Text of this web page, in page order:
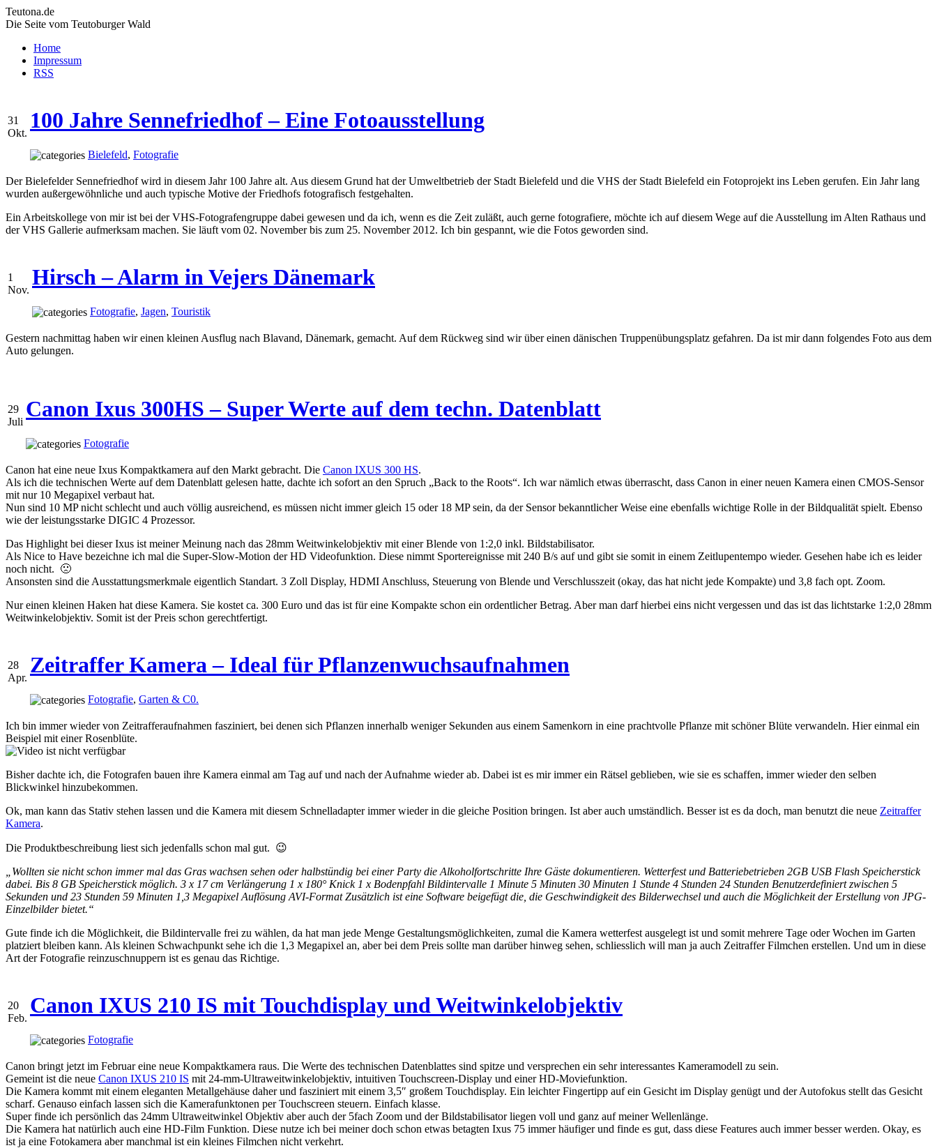
Teutona.de
Die Seite vom Teutoburger Wald
Home
Impressum
RSS
31
Okt.
100 Jahre Sennefriedhof – Eine Fotoausstellung
Bielefeld, Fotografie
Der Bielefelder Sennefriedhof wird in diesem Jahr 100 Jahre alt. Aus diesem Grund hat der Umweltbetrieb der Stadt Bielefeld und die VHS der Stadt Bielefeld ein Fotoprojekt ins Leben gerufen. Ein Jahr lang
wurden außergewöhnliche und auch typische Motive der Friedhofs fotografisch festgehalten.
Ein Arbeitskollege von mir ist bei der VHS-Fotografengruppe dabei gewesen und da ich, wenn es die Zeit zuläßt, auch gerne fotografiere, möchte ich auf diesem Wege auf die Ausstellung im Alten Rathaus und
der VHS Gallerie aufmerksam machen. Sie läuft vom 02. November bis zum 25. November 2012. Ich bin gespannt, wie die Fotos geworden sind.
1
Nov.
Hirsch – Alarm in Vejers Dänemark
Fotografie, Jagen, Touristik
Gestern nachmittag haben wir einen kleinen Ausflug nach Blavand, Dänemark, gemacht. Auf dem Rückweg sind wir über einen dänischen Truppenübungsplatz gefahren. Da ist mir dann folgendes Foto aus dem
Auto gelungen.
29
Juli
Canon Ixus 300HS – Super Werte auf dem techn. Datenblatt
Fotografie
Canon hat eine neue Ixus Kompaktkamera auf den Markt gebracht. Die Canon IXUS 300 HS.
Als ich die technischen Werte auf dem Datenblatt gelesen hatte, dachte ich sofort an den Spruch „Back to the Roots“. Ich war nämlich etwas überrascht, dass Canon in einer neuen Kamera einen CMOS-Sensor
mit nur 10 Megapixel verbaut hat.
Nun sind 10 MP nicht schlecht und auch völlig ausreichend, es müssen nicht immer gleich 15 oder 18 MP sein, da der Sensor bekanntlicher Weise eine ebenfalls wichtige Rolle in der Bildqualität spielt. Ebenso
wie der leistungsstarke DIGIC 4 Prozessor.
Das Highlight bei dieser Ixus ist meiner Meinung nach das 28mm Weitwinkelobjektiv mit einer Blende von 1:2,0 inkl. Bildstabilisator.
Als Nice to Have bezeichne ich mal die Super-Slow-Motion der HD Videofunktion. Diese nimmt Sportereignisse mit 240 B/s auf und gibt sie somit in einem Zeitlupentempo wieder. Gesehen habe ich es leider
noch nicht. 🙁
Ansonsten sind die Ausstattungsmerkmale eigentlich Standart. 3 Zoll Display, HDMI Anschluss, Steuerung von Blende und Verschlusszeit (okay, das hat nicht jede Kompakte) und 3,8 fach opt. Zoom.
Nur einen kleinen Haken hat diese Kamera. Sie kostet ca. 300 Euro und das ist für eine Kompakte schon ein ordentlicher Betrag. Aber man darf hierbei eins nicht vergessen und das ist das lichtstarke 1:2,0 28mm
Weitwinkelobjektiv. Somit ist der Preis schon gerechtfertigt.
28
Apr.
Zeitraffer Kamera – Ideal für Pflanzenwuchsaufnahmen
Fotografie, Garten & C0.
Ich bin immer wieder von Zeitrafferaufnahmen fasziniert, bei denen sich Pflanzen innerhalb weniger Sekunden aus einem Samenkorn in eine prachtvolle Pflanze mit schöner Blüte verwandeln. Hier einmal ein
Beispiel mit einer Rosenblüte.
Bisher dachte ich, die Fotografen bauen ihre Kamera einmal am Tag auf und nach der Aufnahme wieder ab. Dabei ist es mir immer ein Rätsel geblieben, wie sie es schaffen, immer wieder den selben
Blickwinkel hinzubekommen.
Ok, man kann das Stativ stehen lassen und die Kamera mit diesem Schnelladapter immer wieder in die gleiche Position bringen. Ist aber auch umständlich. Besser ist es da doch, man benutzt die neue Zeitraffer
Kamera.
Die Produktbeschreibung liest sich jedenfalls schon mal gut. 😉
„Wollten sie nicht schon immer mal das Gras wachsen sehen oder halbstündig bei einer Party die Alkoholfortschritte Ihre Gäste dokumentieren. Wetterfest und Batteriebetrieben 2GB USB Flash Speicherstick
dabei. Bis 8 GB Speicherstick möglich. 3 x 17 cm Verlängerung 1 x 180° Knick 1 x Bodenpfahl Bildintervalle 1 Minute 5 Minuten 30 Minuten 1 Stunde 4 Stunden 24 Stunden Benutzerdefiniert zwischen 5
Sekunden und 23 Stunden 59 Minuten 1,3 Megapixel Auflösung AVI-Format Zusätzlich ist eine Software beigefügt die, die Geschwindigkeit des Bilderwechsel und auch die Möglichkeit der Erstellung von JPG-
Einzelbilder bietet.“
Gute finde ich die Möglichkeit, die Bildintervalle frei zu wählen, da hat man jede Menge Gestaltungsmöglichkeiten, zumal die Kamera wetterfest ausgelegt ist und somit mehrere Tage oder Wochen im Garten
platziert bleiben kann. Als kleinen Schwachpunkt sehe ich die 1,3 Megapixel an, aber bei dem Preis sollte man darüber hinweg sehen, schliesslich will man ja auch Zeitraffer Filmchen erstellen. Und um in diese
Art der Fotografie reinzuschnuppern ist es genau das Richtige.
20
Feb.
Canon IXUS 210 IS mit Touchdisplay und Weitwinkelobjektiv
Fotografie
Canon bringt jetzt im Februar eine neue Kompaktkamera raus. Die Werte des technischen Datenblattes sind spitze und versprechen ein sehr interessantes Kameramodell zu sein.
Gemeint ist die neue Canon IXUS 210 IS mit 24-mm-Ultraweitwinkelobjektiv, intuitiven Touchscreen-Display und einer HD-Moviefunktion.
Die Kamera kommt mit einem eleganten Metallgehäuse daher und fasziniert mit einem 3,5″ großem Touchdisplay. Ein leichter Fingertipp auf ein Gesicht im Display genügt und der Autofokus stellt das Gesicht
scharf. Genauso einfach lassen sich die Kamerafunktonen per Touchscreen steuern. Einfach klasse.
Super finde ich persönlich das 24mm Ultraweitwinkel Objektiv aber auch der 5fach Zoom und der Bildstabilisator liegen voll und ganz auf meiner Wellenlänge.
Die Kamera hat natürlich auch eine HD-Film Funktion. Diese nutze ich bei meiner doch schon etwas betagten Ixus 75 immer häufiger und finde es gut, dass diese Features auch immer besser werden. Okay, es
ist ja eine Fotokamera aber manchmal ist ein kleines Filmchen nicht verkehrt.